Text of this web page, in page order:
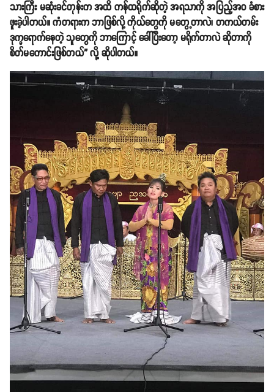
သားကြီး မဆုံးခင်တုန်းက အထိ ကန်ထရိုက်ဆိုတဲ့ အရသာကို အပြည့်အဝ ခံစား
ဖူးခဲ့ပါတယ်။ ကံတရားက ဘာဖြစ်လို့ ကိုယ်တွေကို မတွေ့တာလဲ၊ တကယ်တမ်း
ဒုက္ခရောက်နေတဲ့ သူတွေကို ဘာကြောင့် ခေါ်ပြီးတော့ မရိုက်တာလဲ ဆိုတာကို
စိတ်မကောင်းဖြစ်တယ်” လို့ ဆိုပါတယ်။